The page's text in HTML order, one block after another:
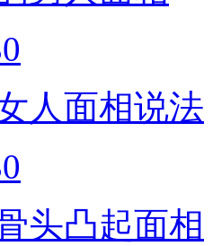
人面相说法
头凸起面相